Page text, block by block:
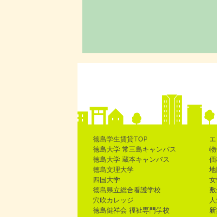
徳島学生賃貸TOP
徳島大学 常三島キャンパス
徳島大学 蔵本キャンパス
徳島文理大学
四国大学
徳島県立総合看護学校
穴吹カレッジ
徳島健祥会 福祉専門学校